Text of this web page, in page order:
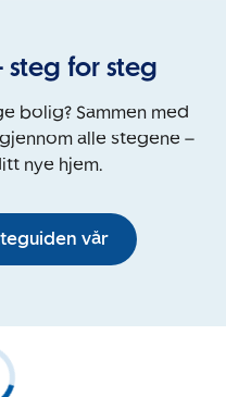
steg for steg
bolig? Sammen med
alle stegene –
nye hjem.
vår